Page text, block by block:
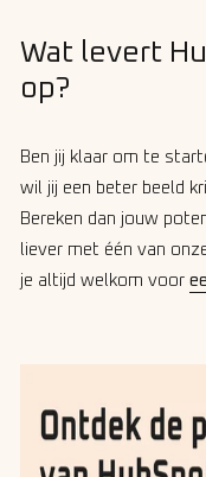
Wat levert
op?
Ben jij klaar om te
wil jij een beter beeld
Bereken dan jouw
liever met één van
je altijd welkom voor